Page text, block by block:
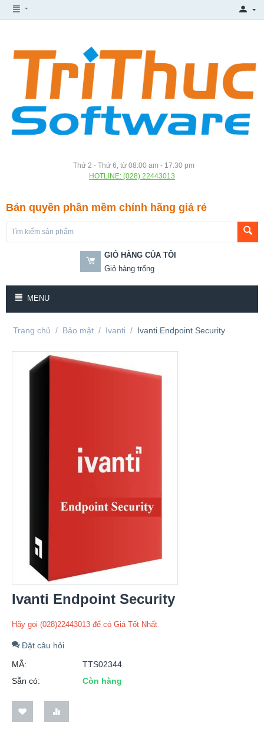
Thứ 2 - Thứ 6, từ 08:00 am - 17:30 pm
HOTLINE: (028) 22443013
Bản quyền phần mềm chính hãng giá rẻ
GIỎ HÀNG CỦA TÔI
Giỏ hàng trống
MENU
Trang chủ / Bảo mật / Ivanti / Ivanti Endpoint Security
Ivanti Endpoint Security
Hãy gọi (028)22443013 để có Giá Tốt Nhất
Đặt câu hỏi
MÃ:
TTS02344
Sẵn có:
Còn hàng